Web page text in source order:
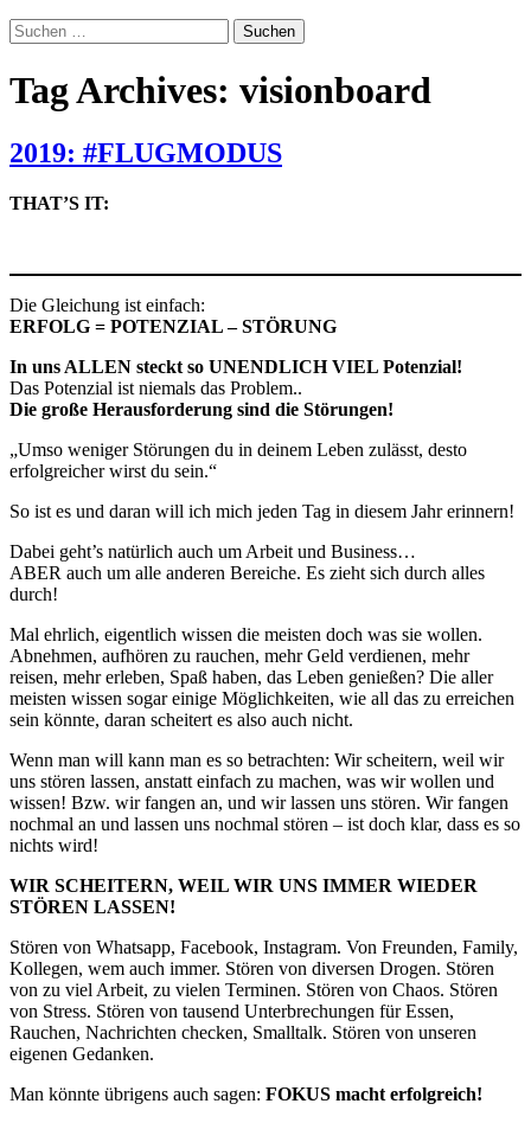
Suchen
nach:
Tag Archives: visionboard
2019: #FLUGMODUS
THAT’S IT:
Die Gleichung ist einfach:
ERFOLG = POTENZIAL – STÖRUNG
In uns ALLEN steckt so UNENDLICH VIEL Potenzial!
Das Potenzial ist niemals das Problem..
Die große Herausforderung sind die Störungen!
„Umso weniger Störungen du in deinem Leben zulässt, desto
erfolgreicher wirst du sein.“
So ist es und daran will ich mich jeden Tag in diesem Jahr erinnern!
Dabei geht’s natürlich auch um Arbeit und Business…
ABER auch um alle anderen Bereiche. Es zieht sich durch alles
durch!
Mal ehrlich, eigentlich wissen die meisten doch was sie wollen.
Abnehmen, aufhören zu rauchen, mehr Geld verdienen, mehr
reisen, mehr erleben, Spaß haben, das Leben genießen? Die aller
meisten wissen sogar einige Möglichkeiten, wie all das zu erreichen
sein könnte, daran scheitert es also auch nicht.
Wenn man will kann man es so betrachten: Wir scheitern, weil wir
uns stören lassen, anstatt einfach zu machen, was wir wollen und
wissen! Bzw. wir fangen an, und wir lassen uns stören. Wir fangen
nochmal an und lassen uns nochmal stören – ist doch klar, dass es so
nichts wird!
WIR SCHEITERN, WEIL WIR UNS IMMER WIEDER
STÖREN LASSEN!
Stören von Whatsapp, Facebook, Instagram. Von Freunden, Family,
Kollegen, wem auch immer. Stören von diversen Drogen. Stören
von zu viel Arbeit, zu vielen Terminen. Stören von Chaos. Stören
von Stress. Stören von tausend Unterbrechungen für Essen,
Rauchen, Nachrichten checken, Smalltalk. Stören von unseren
eigenen Gedanken.
Man könnte übrigens auch sagen: FOKUS macht erfolgreich!